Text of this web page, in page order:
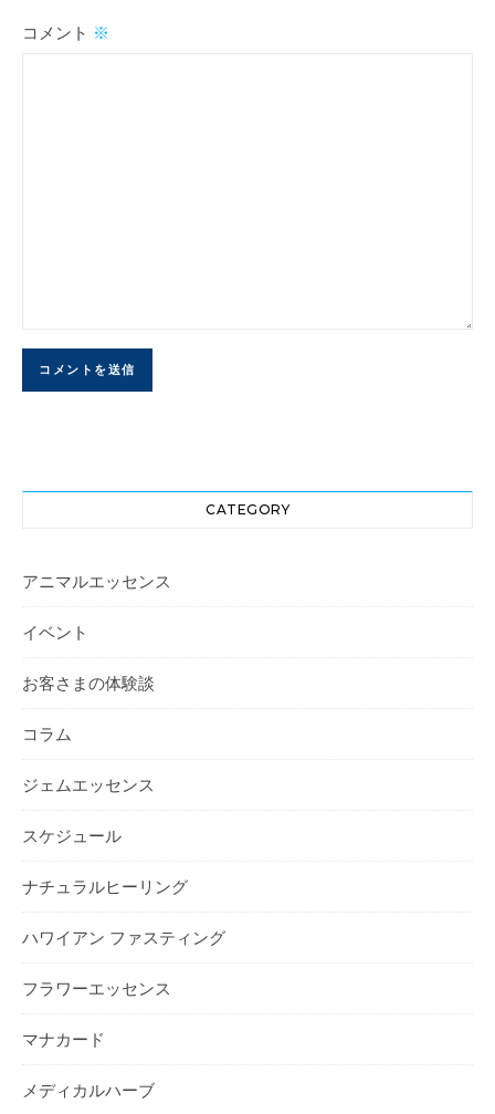
コメント ※
CATEGORY
アニマルエッセンス
イベント
お客さまの体験談
コラム
ジェムエッセンス
スケジュール
ナチュラルヒーリング
ハワイアン ファスティング
フラワーエッセンス
マナカード
メディカルハーブ